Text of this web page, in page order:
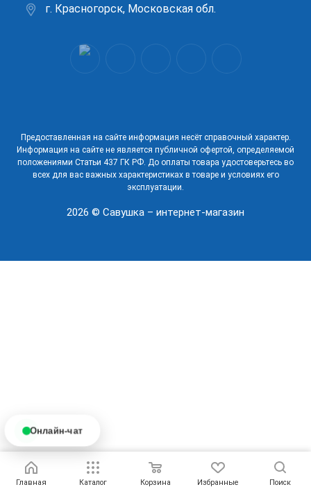
г. Красногорск, Московская обл.
Предоставленная на сайте информация несёт справочный характер.
Информация на сайте не является публичной офертой, определяемой
положениями Статьи 437 ГК РФ. До оплаты товара удостоверьтесь во
всех для вас важных характеристиках в товаре и условиях его
эксплуатации.
2026 © Савушка – интернет-магазин
Главная Каталог Корзина Избранные Поиск
Онлайн-чат